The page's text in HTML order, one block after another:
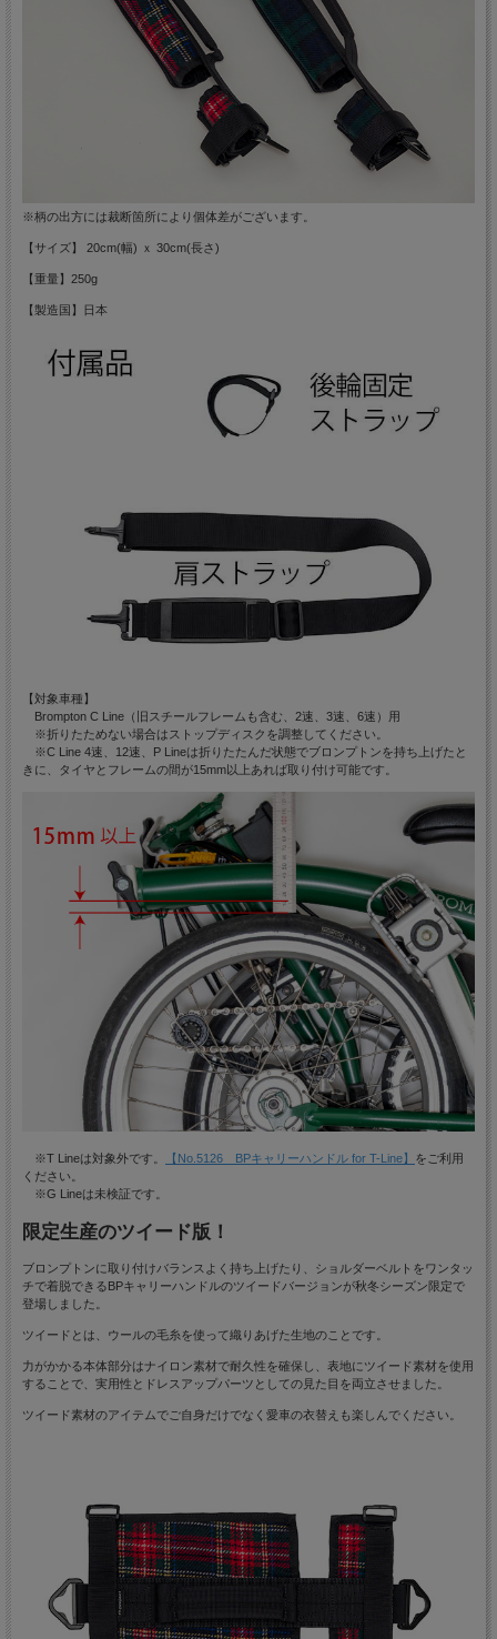
※柄の出方には裁断箇所により個体差がございます。
【サイズ】 20cm(幅) ｘ 30cm(長さ)
【重量】250g
【製造国】日本
【対象車種】
Brompton C Line（旧スチールフレームも含む、2速、3速、6速）用
※折りたためない場合はストップディスクを調整してください。
※C Line 4速、12速、P Lineは折りたたんだ状態でブロンプトンを持ち上げたと
きに、タイヤとフレームの間が15mm以上あれば取り付け可能です。
※T Lineは対象外です。 【No.5126 BPキャリーハンドル for T-Line】 をご利用
ください。
※G Lineは未検証です。
限定生産のツイード版！
ブロンプトンに取り付けバランスよく持ち上げたり、ショルダーベルトをワンタッ
チで着脱できるBPキャリーハンドルのツイードバージョンが秋冬シーズン限定で
登場しました。
ツイードとは、ウールの毛糸を使って織りあげた生地のことです。
力がかかる本体部分はナイロン素材で耐久性を確保し、表地にツイード素材を使用
することで、実用性とドレスアップパーツとしての見た目を両立させました。
ツイード素材のアイテムでご自身だけでなく愛車の衣替えも楽しんでください。